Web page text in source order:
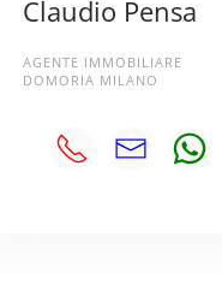
Claudio Pensa
AGENTE IMMOBILIARE
DOMORIA MILANO